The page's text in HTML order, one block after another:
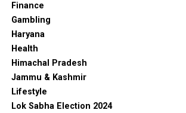
Finance
Gambling
Haryana
Health
Himachal Pradesh
Jammu & Kashmir
Lifestyle
Lok Sabha Election 2024